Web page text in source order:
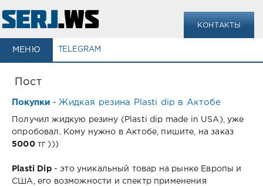
КОНТАКТЫ
МЕНЮ TELEGRAM
Пост
Покупки - Жидкая резина Plasti dip в Актобе
Получил жидкую резину (Plasti dip made in USA), уже
опробовал. Кому нужно в Актобе, пишите, на заказ
5000 тг )))
Plasti Dip- это уникальный товар на рынке Европы и
США, его возможности и спектр применения